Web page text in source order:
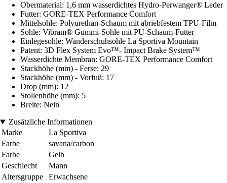
Obermaterial: 1,6 mm wasserdichtes Hydro-Perwanger® Leder
Futter: GORE-TEX Performance Comfort
Mittelsohle: Polyurethan-Schaum mit abriebfestem TPU-Film
Sohle: Vibram® Gummi-Sohle mit PU-Schaum-Futter
Einlegesohle: Wanderschuhsohle La Sportiva Mountain
Patent: 3D Flex System Evo™- Impact Brake System™
Wasserdichte Membran: GORE-TEX Performance Comfort
Stackhöhe (mm) - Ferse: 29
Stackhöhe (mm) - Vorfuß: 17
Drop (mm): 12
Stollenhöhe (mm): 5
Breite: Nein
Zusätzliche Informationen
Marke
La Sportiva
Farbe
savana/carbon
Farbe
Gelb
Geschlecht
Mann
Altersgruppe
Erwachsene